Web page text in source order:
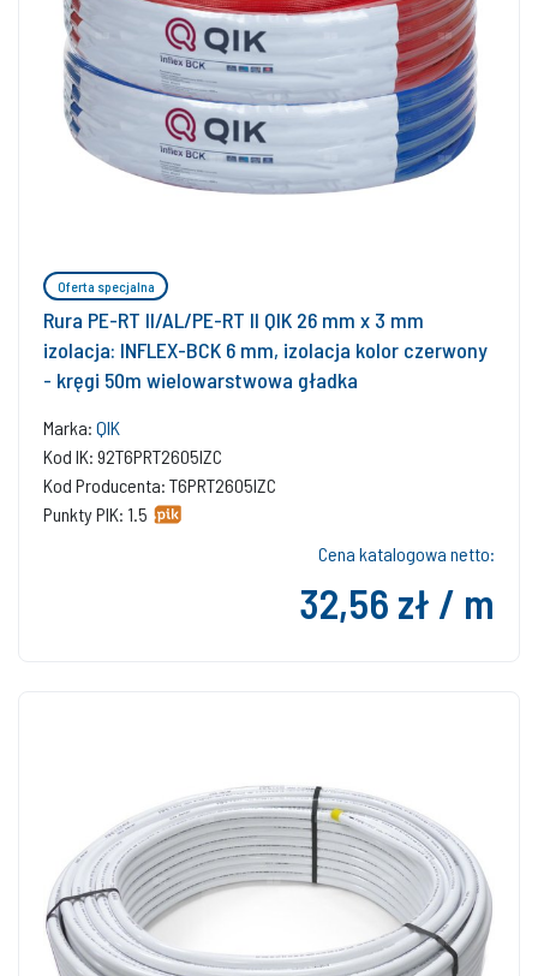
Oferta specjalna
Rura PE-RT II/AL/PE-RT II QIK 26 mm x 3 mm
izolacja: INFLEX-BCK 6 mm, izolacja kolor czerwony
- kręgi 50m wielowarstwowa gładka
Marka: QIK
Kod IK: 92T6PRT2605IZC
Kod Producenta: T6PRT2605IZC
Punkty PIK: 1.5
Cena katalogowa netto:
32,56 zł / m